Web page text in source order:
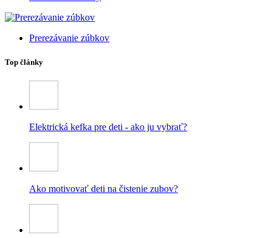
Prerezávanie zúbkov
Top články
Elektrická kefka pre deti - ako ju vybrať?
Ako motivovať deti na čistenie zubov?